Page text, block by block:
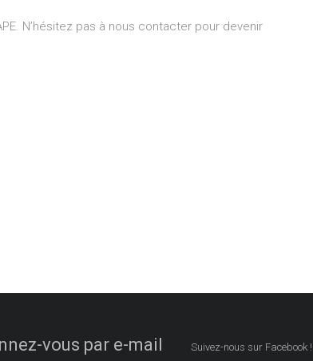
N’hésitez pas à nous contacter pour devenir
vous par e-mail Suivez-nous sur Facebook !